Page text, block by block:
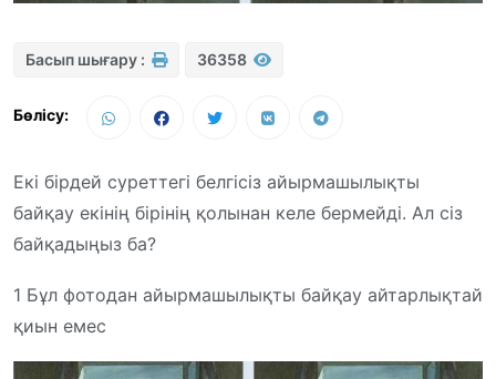
Басып шығару : 36358
Бөлісу:
Екі бірдей суреттегі белгісіз айырмашылықты
байқау екінің бірінің қолынан келе бермейді. Ал сіз
байқадыңыз ба?
1 Бұл фотодан айырмашылықты байқау айтарлықтай
қиын емес